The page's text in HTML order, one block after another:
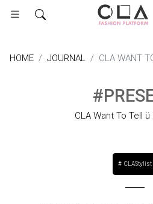
HOME JOURNAL CLA WANT
CLA Want To Tell ü
CLAStylist